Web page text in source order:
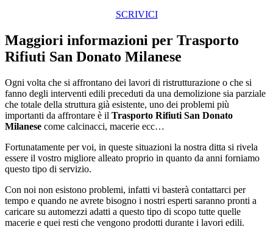
SCRIVICI
Maggiori informazioni per Trasporto
Rifiuti San Donato Milanese
Ogni volta che si affrontano dei lavori di ristrutturazione o che si
fanno degli interventi edili preceduti da una demolizione sia parziale
che totale della struttura già esistente, uno dei problemi più
importanti da affrontare è il Trasporto Rifiuti San Donato
Milanese come calcinacci, macerie ecc…
Fortunatamente per voi, in queste situazioni la nostra ditta si rivela
essere il vostro migliore alleato proprio in quanto da anni forniamo
questo tipo di servizio.
Con noi non esistono problemi, infatti vi basterà contattarci per
tempo e quando ne avrete bisogno i nostri esperti saranno pronti a
caricare su automezzi adatti a questo tipo di scopo tutte quelle
macerie e quei resti che vengono prodotti durante i lavori edili.